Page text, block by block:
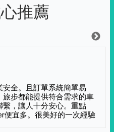
推薦
全。且訂單系統簡單易
步都能提供符合需求的車
，讓人十分安心。重點
便宜多。很美好的一次經驗